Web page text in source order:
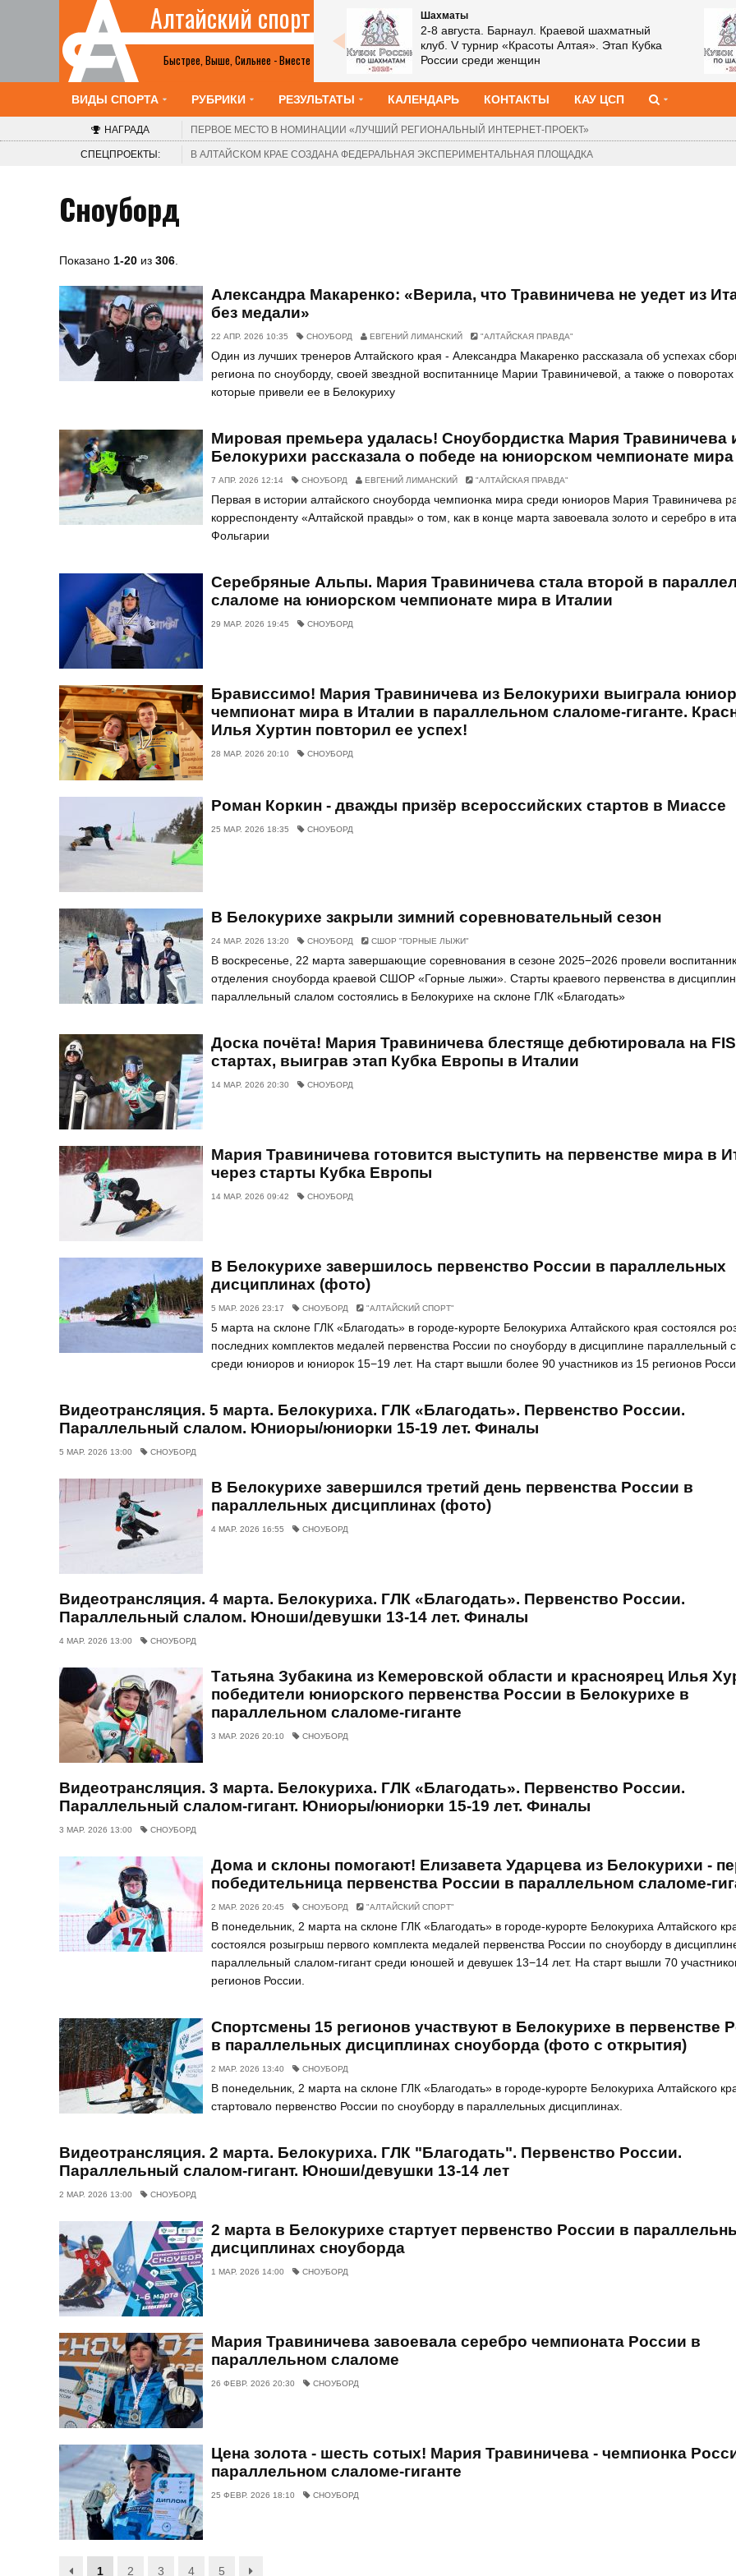
Быстрее, Выше, Сильнее - Вместе
Алтайский спорт
Все анонсы
Шахматы
2-8 августа. Барнаул. Краевой шахматный
клуб. V турнир «Красоты Алтая». Этап Кубка
России среди женщин
ВИДЫ СПОРТА РУБРИКИ РЕЗУЛЬТАТЫ КАЛЕНДАРЬ КОНТАКТЫ КАУ ЦСП
НАГРАДА ПЕРВОЕ МЕСТО В НОМИНАЦИИ «ЛУЧШИЙ РЕГИОНАЛЬНЫЙ ИНТЕРНЕТ-ПРОЕКТ»
СПЕЦПРОЕКТЫ: В АЛТАЙСКОМ КРАЕ СОЗДАНА ФЕДЕРАЛЬНАЯ ЭКСПЕРИМЕНТАЛЬНАЯ ПЛОЩАДКА
Сноуборд
Показано 1-20 из 306
Александра Макаренко: «Верила, что Травиничева не уедет из
без медали»
22 АПР. 2026 10:35 СНОУБОРД ЕВГЕНИЙ ЛИМАНСКИЙ "АЛТАЙСКАЯ ПРАВДА"
Один из лучших тренеров Алтайского края - Александра Макаренко рассказала об успехах
региона по сноу­борду, своей звездной воспитаннице Марии Травиничевой, а также о поворотах
которые привели ее в Белокуриху
Мировая премьера удалась! Сноубордистка Мария Травиничева
Белокурихи рассказала о победе на юниорском чемпионате мира
7 АПР. 2026 12:14 СНОУБОРД ЕВГЕНИЙ ЛИМАНСКИЙ "АЛТАЙСКАЯ ПРАВДА"
Первая в истории алтайского сноуборда чемпионка мира среди юниоров Мария Травиничева
корреспонденту «Алтайской правды» о том, как в конце марта завоевала золото и серебро в
Фольгарии
Серебряные Альпы. Мария Травиничева стала второй в
слаломе на юниорском чемпионате мира в Италии
29 МАР. 2026 19:45 СНОУБОРД
Брависсимо! Мария Травиничева из Белокурихи выиграла
чемпионат мира в Италии в параллельном слаломе-гиганте.
Илья Хуртин повторил ее успех!
28 МАР. 2026 20:10 СНОУБОРД
Роман Коркин - дважды призёр всероссийских стартов в Миассе
25 МАР. 2026 18:35 СНОУБОРД
В Белокурихе закрыли зимний соревновательный сезон
24 МАР. 2026 13:20 СНОУБОРД СШОР "ГОРНЫЕ ЛЫЖИ"
В воскресенье, 22 марта завершающие соревнования в сезоне 2025−2026 провели
отделения сноуборда краевой СШОР «Горные лыжи». Старты краевого первенства в
параллельный слалом состоялись в Белокурихе на склоне ГЛК «Благодать»
Доска почёта! Мария Травиничева блестяще дебютировала на
стартах, выиграв этап Кубка Европы в Италии
14 МАР. 2026 20:30 СНОУБОРД
Мария Травиничева готовится выступить на первенстве мира в
через старты Кубка Европы
14 МАР. 2026 09:42 СНОУБОРД
В Белокурихе завершилось первенство России в параллельных
дисциплинах (фото)
5 МАР. 2026 23:17 СНОУБОРД "АЛТАЙСКИЙ СПОРТ"
5 марта на склоне ГЛК «Благодать» в городе-курорте Белокуриха Алтайского края состоялся
последних комплектов медалей первенства России по сноуборду в дисциплине параллельный
среди юниоров и юниорок 15−19 лет. На старт вышли более 90 участников из 15 регионов
Видеотрансляция. 5 марта. Белокуриха. ГЛК «Благодать». Первенство России.
Параллельный слалом. Юниоры/юниорки 15-19 лет. Финалы
5 МАР. 2026 13:00 СНОУБОРД
В Белокурихе завершился третий день первенства России в
параллельных дисциплинах (фото)
4 МАР. 2026 16:55 СНОУБОРД
Видеотрансляция. 4 марта. Белокуриха. ГЛК «Благодать». Первенство России.
Параллельный слалом. Юноши/девушки 13-14 лет. Финалы
4 МАР. 2026 13:00 СНОУБОРД
Татьяна Зубакина из Кемеровской области и красноярец Илья
победители юниорского первенства России в Белокурихе в
параллельном слаломе-гиганте
3 МАР. 2026 20:10 СНОУБОРД
Видеотрансляция. 3 марта. Белокуриха. ГЛК «Благодать». Первенство России.
Параллельный слалом-гигант. Юниоры/юниорки 15-19 лет. Финалы
3 МАР. 2026 13:00 СНОУБОРД
Дома и склоны помогают! Елизавета Ударцева из Белокурихи -
победительница первенства России в параллельном слаломе-
2 МАР. 2026 20:45 СНОУБОРД "АЛТАЙСКИЙ СПОРТ"
В понедельник, 2 марта на склоне ГЛК «Благодать» в городе-курорте Белокуриха Алтайского
состоялся розыгрыш первого комплекта медалей первенства России по сноуборду в
параллельный слалом-гигант среди юношей и девушек 13−14 лет. На старт вышли 70
регионов России.
Спортсмены 15 регионов участвуют в Белокурихе в первенстве
в параллельных дисциплинах сноуборда (фото с открытия)
2 МАР. 2026 13:40 СНОУБОРД
В понедельник, 2 марта на склоне ГЛК «Благодать» в городе-курорте Белокуриха Алтайского
стартовало первенство России по сноуборду в параллельных дисциплинах.
Видеотрансляция. 2 марта. Белокуриха. ГЛК "Благодать". Первенство России.
Параллельный слалом-гигант. Юноши/девушки 13-14 лет
2 МАР. 2026 13:00 СНОУБОРД
2 марта в Белокурихе стартует первенство России в
дисциплинах сноуборда
1 МАР. 2026 14:00 СНОУБОРД
Мария Травиничева завоевала серебро чемпионата России в
параллельном слаломе
26 ФЕВР. 2026 20:30 СНОУБОРД
Цена золота - шесть сотых! Мария Травиничева - чемпионка
параллельном слаломе-гиганте
25 ФЕВР. 2026 18:10 СНОУБОРД
1 2 3 4 5